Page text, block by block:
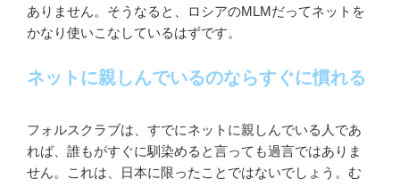
ありません。そうなると、ロシアのMLMだってネットを
かなり使いこなしているはずです。
ネットに親しんでいるのならすぐに慣れる
フォルスクラブは、すでにネットに親しんでいる人であ
れば、誰もがすぐに馴染めると言っても過言ではありま
せん。これは、日本に限ったことではないでしょう。む